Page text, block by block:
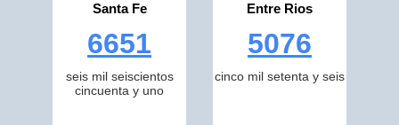
Santa Fe
6651
seis mil seiscientos
cincuenta y uno
Entre Rios
5076
cinco mil setenta y seis